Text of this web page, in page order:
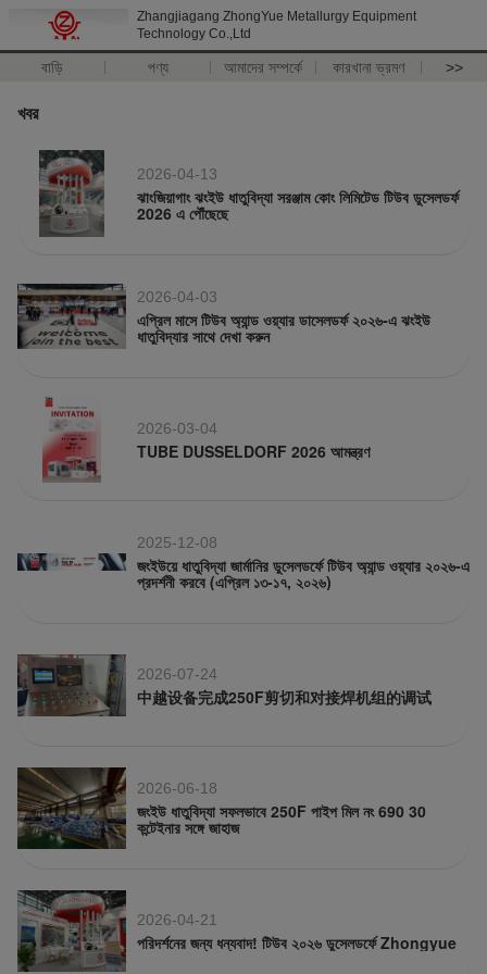
Zhangjiagang ZhongYue Metallurgy Equipment
Technology Co.,Ltd
বাড়ি পণ্য আমাদের সম্পর্কে কারখানা ভ্রমণ >>
খবর
2026-04-13
ঝাংজিয়াগাং ঝংইউ ধাতুবিদ্যা সরঞ্জাম কোং লিমিটেড টিউব ডুসেলডর্ফ
2026 এ পৌঁছেছে
2026-04-03
এপ্রিল মাসে টিউব অ্যান্ড ওয়্যার ডাসেলডর্ফ ২০২৬-এ ঝংইউ
ধাতুবিদ্যার সাথে দেখা করুন
2026-03-04
TUBE DUSSELDORF 2026 আমন্ত্রণ
2025-12-08
জংইউয়ে ধাতুবিদ্যা জার্মানির ডুসেলডর্ফে টিউব অ্যান্ড ওয়্যার ২০২৬-এ
প্রদর্শনী করবে (এপ্রিল ১৩-১৭, ২০২৬)
2026-07-24
中越设备完成250F剪切和对接焊机组的调试
2026-06-18
জংইউ ধাতুবিদ্যা সফলভাবে 250F পাইপ মিল নং 690 30
কন্টেইনার সঙ্গে জাহাজ
2026-04-21
পরিদর্শনের জন্য ধন্যবাদ! টিউব ২০২৬ ডুসেলডর্ফে Zhongyue